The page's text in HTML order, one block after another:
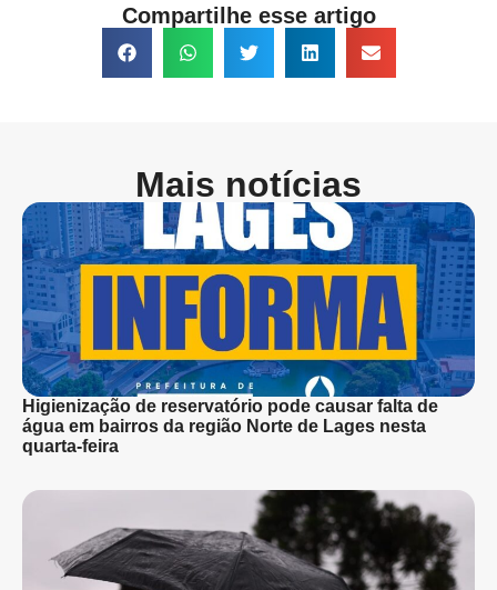
Compartilhe esse artigo
Mais notícias
Higienização de reservatório pode causar falta de
água em bairros da região Norte de Lages nesta
quarta-feira